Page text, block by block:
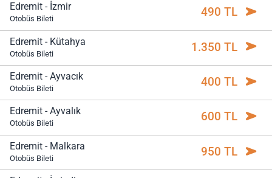
Edremit - İzmir
Otobüs Bileti 490 TL
Edremit - Kütahya
Otobüs Bileti 1.350 TL
Edremit - Ayvacık
Otobüs Bileti 400 TL
Edremit - Ayvalık
Otobüs Bileti 600 TL
Edremit - Malkara
Otobüs Bileti 950 TL